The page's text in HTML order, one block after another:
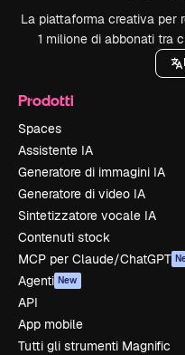
La piattaforma creativa per
1 milione di abbonati tra
Prodotti
Spaces
Assistente IA
Generatore di immagini IA
Generatore di video IA
Sintetizzatore vocale IA
Contenuti stock
MCP per Claude/ChatGPT
Agenti New
API
App mobile
Tutti gli strumenti Magnific